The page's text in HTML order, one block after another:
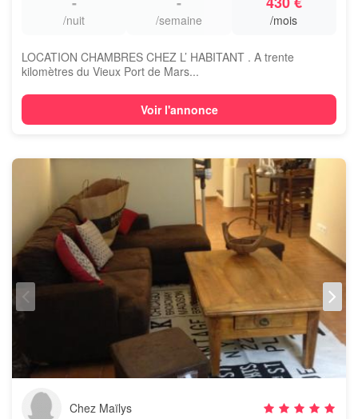
/nuit /semaine /mois
LOCATION CHAMBRES CHEZ L’ HABITANT . A trente
kilomètres du Vieux Port de Mars...
Voir l'annonce
Chez Maïlys